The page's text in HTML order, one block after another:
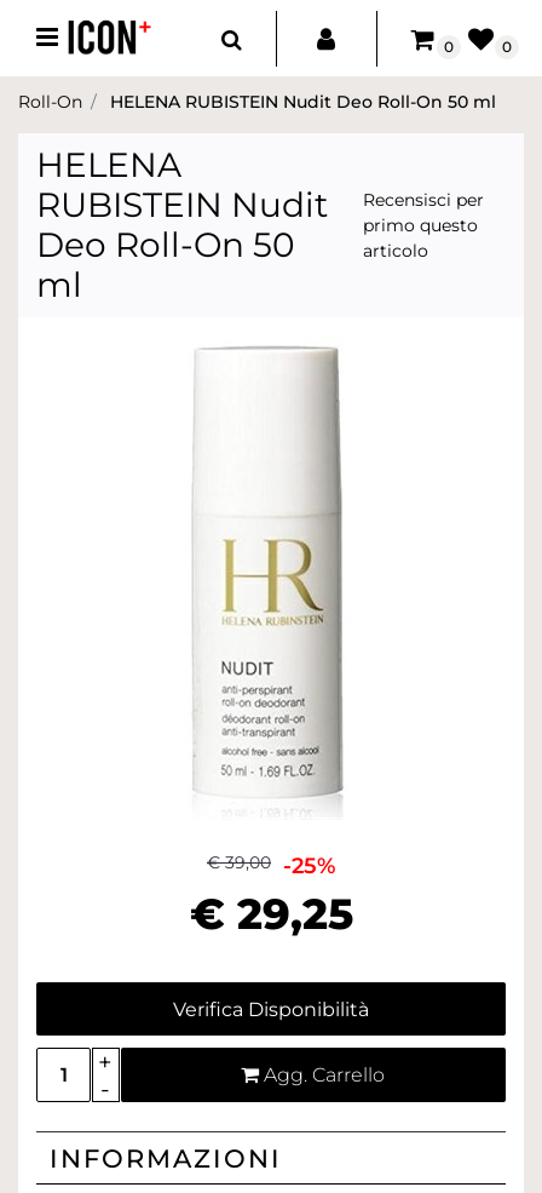
Open menu
0 0
Roll-On HELENA RUBISTEIN Nudit Deo Roll-On 50 ml
HELENA
RUBISTEIN Nudit
Deo Roll-On 50
ml
Recensisci per
primo questo
articolo
€ 39,00 -25%
€ 29,25
Verifica Disponibilità
Quantità
Agg. Carrello
INFORMAZIONI